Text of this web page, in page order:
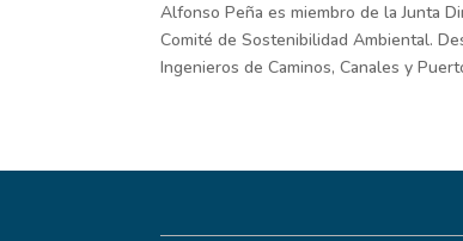
Alfonso Peña es miembro de la Junta
Comité de Sostenibilidad Ambiental.
Ingenieros de Caminos, Canales y